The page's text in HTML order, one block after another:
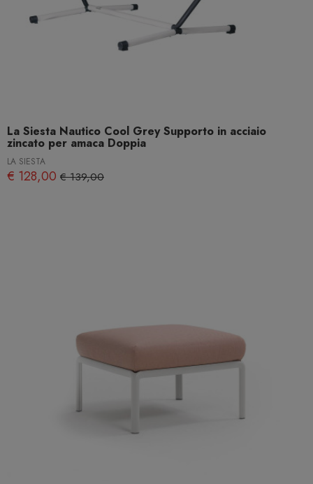
La Siesta Nautico Cool Grey Supporto in acciaio
zincato per amaca Doppia
LA SIESTA
€ 128,00 € 139,00